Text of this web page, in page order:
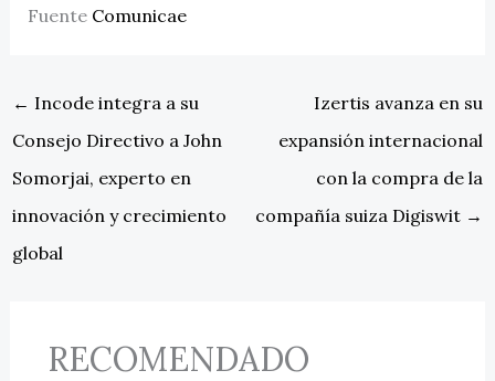
Fuente Comunicae
← Incode integra a su
Consejo Directivo a John
Somorjai, experto en
innovación y crecimiento
global
Izertis avanza en su
expansión internacional
con la compra de la
compañía suiza Digiswit →
RECOMENDADO